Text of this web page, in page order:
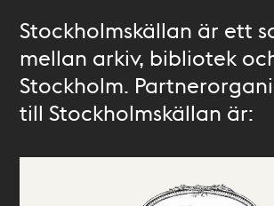
Stockholmskällan är ett
mellan arkiv, bibliotek
Stockholm.
till Stockholmskällan är: